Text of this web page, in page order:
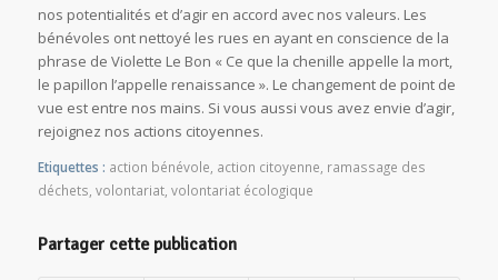
nos potentialités et d’agir en accord avec nos valeurs. Les
bénévoles ont nettoyé les rues en ayant en conscience de la
phrase de Violette Le Bon « Ce que la chenille appelle la mort,
le papillon l’appelle renaissance ». Le changement de point de
vue est entre nos mains. Si vous aussi vous avez envie d’agir,
rejoignez nos actions citoyennes.
Etiquettes : action bénévole action citoyenne ramassage des
déchets volontariat, volontariat écologique
Partager cette publication